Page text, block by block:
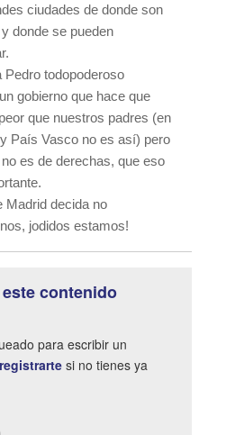
ciudades de donde son
donde se pueden
Pedro todopoderoso
gobierno que hace que
que nuestros padres (en
País Vasco no es así) pero
es de derechas, que eso
Madrid decida no
jodidos estamos!
contenido
para escribir un
registrarte si no tienes ya